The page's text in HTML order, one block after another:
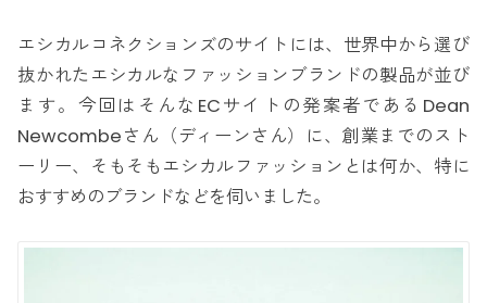
エシカルコネクションズのサイトには、世界中から選び
抜かれたエシカルなファッションブランドの製品が並び
ます。今回はそんなECサイトの発案者であるDean
Newcombeさん（ディーンさん）に、創業までのスト
ーリー、そもそもエシカルファッションとは何か、特に
おすすめのブランドなどを伺いました。